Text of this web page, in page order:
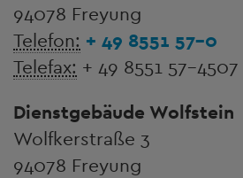
94078 Freyung
Telefon: + 49 8551 57-0
Telefax: + 49 8551 57-4507
Dienstgebäude Wolfstein
Wolfkerstraße 3
94078 Freyung